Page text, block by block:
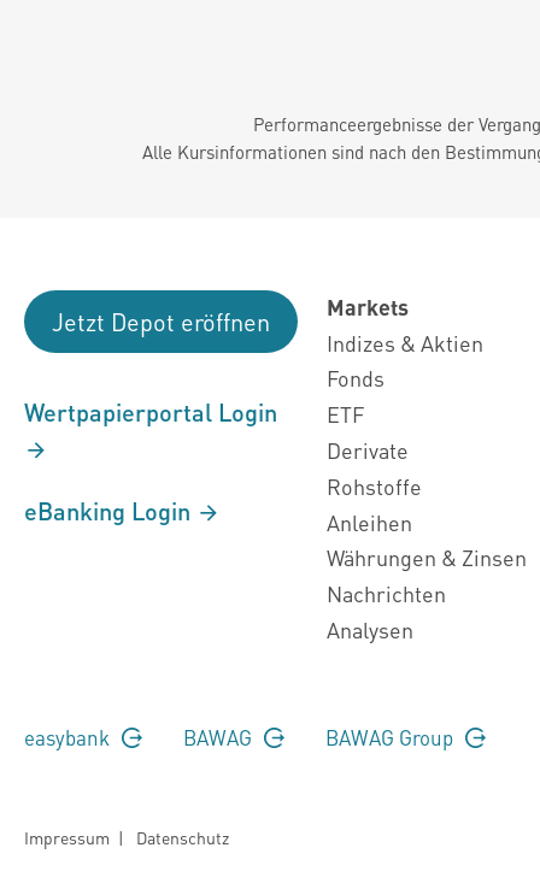
Performanceergebnisse der
Alle Kursinformationen sind nach den
Jetzt Depot eröffnen
Wertpapierportal Login
eBanking Login
Markets
Indizes & Aktien
Fonds
ETF
Derivate
Rohstoffe
Anleihen
Währungen & Zinsen
Nachrichten
Analysen
easybank BAWAG BAWAG Group
Impressum | Datenschutz